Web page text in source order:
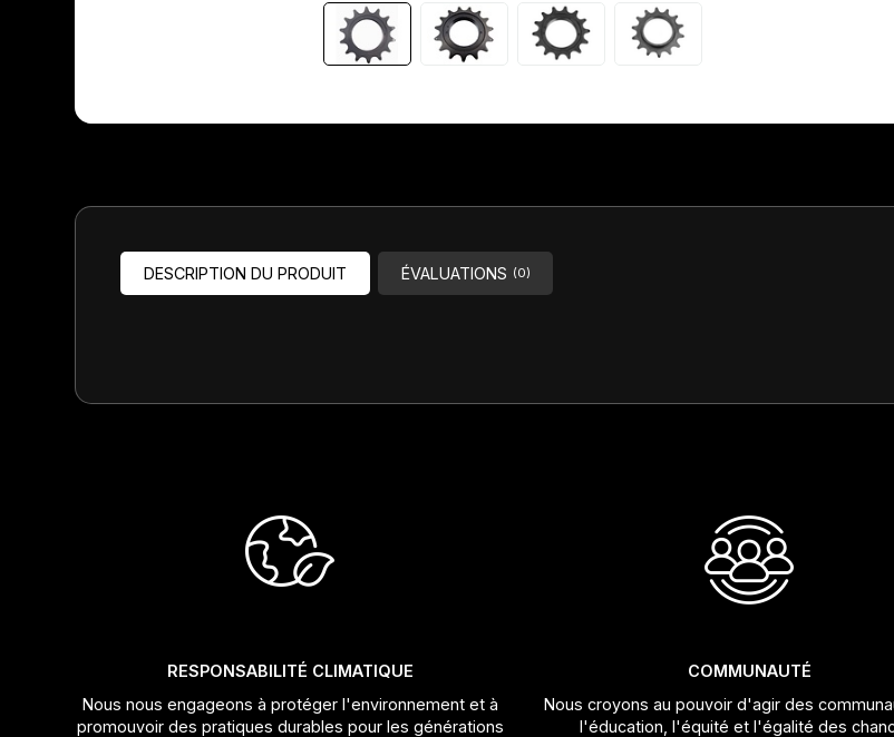
DESCRIPTION DU PRODUIT ÉVALUATIONS (0)
RESPONSABILITÉ CLIMATIQUE
Nous nous engageons à protéger l'environnement et à
promouvoir des pratiques durables pour les générations
COMMUNAUTÉ
Nous croyons au pouvoir d'agir des
l'éducation, l'équité et l'égalité des
Fourches